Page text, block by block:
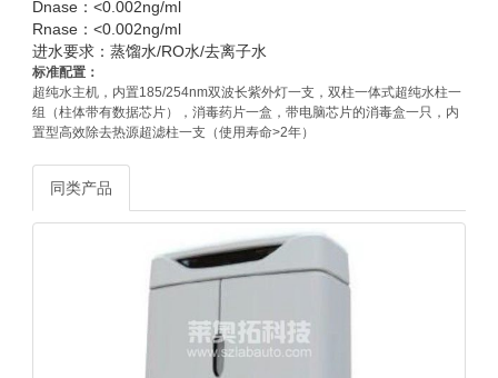
Dnase：<0.002ng/ml
Rnase：<0.002ng/ml
进水要求：蒸馏水/RO水/去离子水
标准配置：
超纯水主机，内置185/254nm双波长紫外灯一支，双柱一体式超纯水柱一
组（柱体带有数据芯片），消毒药片一盒，带电脑芯片的消毒盒一只，内
置型高效除去热源超滤柱一支（使用寿命>2年）
同类产品